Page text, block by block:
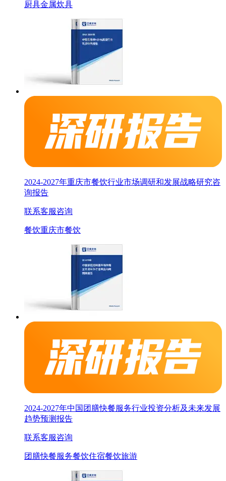
厨具金属炊具
2024-2027年重庆市餐饮行业市场调研和发展战略研究咨
询报告
联系客服咨询
餐饮重庆市餐饮
2024-2027年中国团膳快餐服务行业投资分析及未来发展
趋势预测报告
联系客服咨询
团膳快餐服务餐饮住宿餐饮旅游